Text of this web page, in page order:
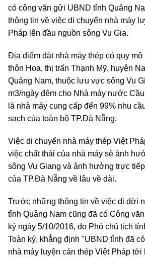
có công văn gửi UBND tỉnh Quảng
thông tin về việc di chuyển nhà máy
Pháp lên đầu nguồn sông Vu Gia.
Địa điểm đặt nhà máy thép có quy mô
thôn Hoa, thị trấn Thạnh Mỹ, huyện
Quảng Nam, thuộc lưu vực sông Vu
m3/ngày đêm cho Nhà máy nước
là nhà máy cung cấp đến 99% nhu
sạch của toàn bộ TP.Đà Nẵng.
Việc di chuyển nhà máy thép Việt
việc chất thải của nhà máy sẽ ảnh
sông Vu Giang và ảnh hưởng trực
của TP.Đà Nẵng về lâu về dài.
Trước những thông tin về việc di dời
tỉnh Quảng Nam cũng đã có Công
ký ngày 5/10/2016, do Phó chủ tịch
Toàn ký, khẳng định "UBND tỉnh đã
nhà máy luyện cán thép Việt Pháp